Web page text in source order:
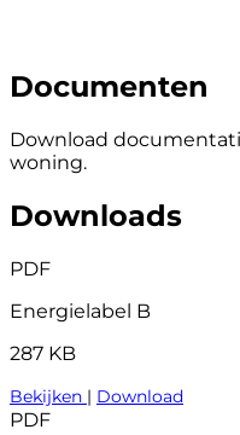
Documenten
Download
woning.
Downloads
PDF
Energielabel B
287 KB
Bekijken | Download
PDF